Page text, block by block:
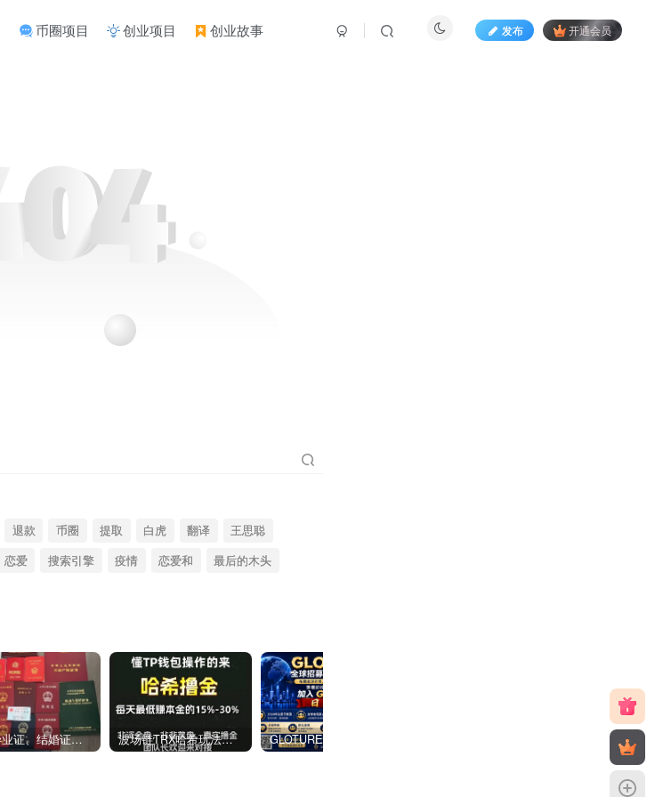
币圈项目 创业项目 创业故事 发布 开通会员
退款 币圈 提取 白虎 翻译
王思聪
恋爱 搜索引擎 疫情 恋爱和
最后的木头
代办毕业证、结婚证、房产证、不动产权证书、离婚证、中专/大专/高中 ​波场链TRX哈希玩法深度解析：低门槛也能实现稳定回报的新思路